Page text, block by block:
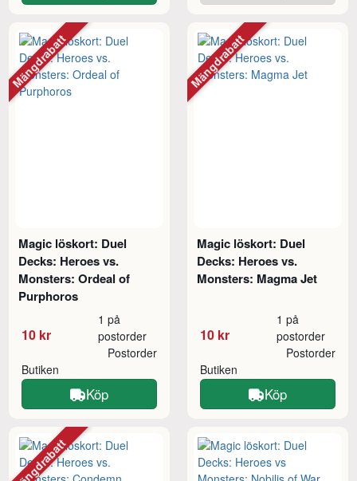
Magic löskort: Duel
Decks: Heroes vs.
Monsters: Ordeal of
Purphoros
10 kr
1 på
postorder
Butiken
Postorder
Köp
Mängdrabatt
Magic löskort: Duel
Decks: Heroes vs.
Monsters: Magma Jet
10 kr
1 på
postorder
Butiken
Postorder
Köp
Mängdrabatt
Mängdrabatt